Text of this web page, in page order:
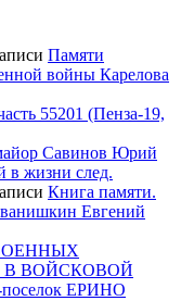
Памяти
войны Карелова
55201 (Пенза-19,
Савинов Юрий
в жизни след.
Книга памяти.
Евгений
В ВОЙСКОВОЙ
ЕРИНО